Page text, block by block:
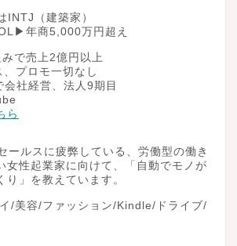
INTJ（建築家）
年商5,000万円超え
で売上2億円以上
プロモ一切なし
社経営、法人9期目
ら
ールスに疲弊している、労働型の働き
女性起業家に向けて、「自動でモノが
り」を教えています。
/美容/ファッション/Kindle/ドライブ/